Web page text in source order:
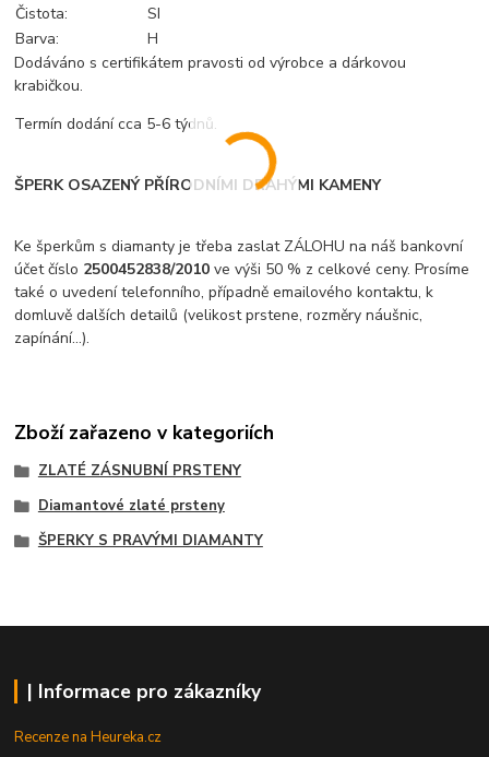
Čistota:
SI
Barva:
H
Dodáváno s certifikátem pravosti od výrobce a dárkovou
krabičkou.
Termín dodání cca 5-6 týdnů.
ŠPERK OSAZENÝ PŘÍRODNÍMI DRAHÝMI KAMENY
Ke šperkům s diamanty je třeba zaslat ZÁLOHU na náš bankovní
účet číslo 2500452838/2010 ve výši 50 % z celkové ceny. Prosíme
také o uvedení telefonního, případně emailového kontaktu, k
domluvě dalších detailů (velikost prstene, rozměry náušnic,
zapínání...).
Zboží zařazeno v kategoriích
ZLATÉ ZÁSNUBNÍ PRSTENY
Diamantové zlaté prsteny
ŠPERKY S PRAVÝMI DIAMANTY
| Informace pro zákazníky
Recenze na Heureka.cz